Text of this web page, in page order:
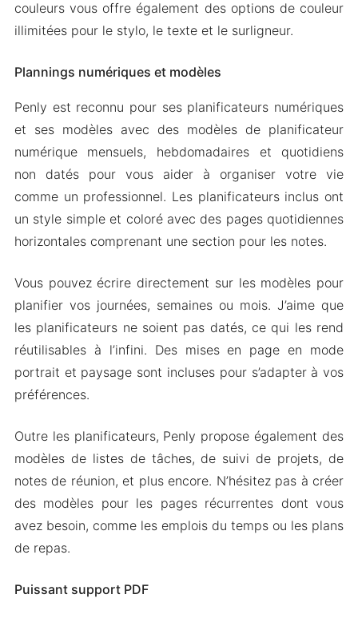
couleurs vous offre également des options de couleur
illimitées pour le stylo, le texte et le surligneur.
Plannings numériques et modèles
Penly est reconnu pour ses planificateurs numériques
et ses modèles avec des modèles de planificateur
numérique mensuels, hebdomadaires et quotidiens
non datés pour vous aider à organiser votre vie
comme un professionnel. Les planificateurs inclus ont
un style simple et coloré avec des pages quotidiennes
horizontales comprenant une section pour les notes.
Vous pouvez écrire directement sur les modèles pour
planifier vos journées, semaines ou mois. J’aime que
les planificateurs ne soient pas datés, ce qui les rend
réutilisables à l’infini. Des mises en page en mode
portrait et paysage sont incluses pour s’adapter à vos
préférences.
Outre les planificateurs, Penly propose également des
modèles de listes de tâches, de suivi de projets, de
notes de réunion, et plus encore. N’hésitez pas à créer
des modèles pour les pages récurrentes dont vous
avez besoin, comme les emplois du temps ou les plans
de repas.
Puissant support PDF